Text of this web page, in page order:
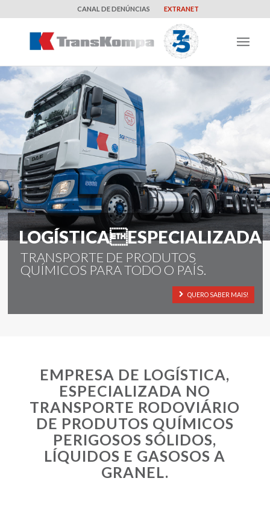
CANAL DE DENÚNCIAS EXTRANET
EMPRESA DE LOGÍSTICA,
ESPECIALIZADA NO
TRANSPORTE RODOVIÁRIO
DE PRODUTOS QUÍMICOS
PERIGOSOS SÓLIDOS,
LÍQUIDOS E GASOSOS A
GRANEL.